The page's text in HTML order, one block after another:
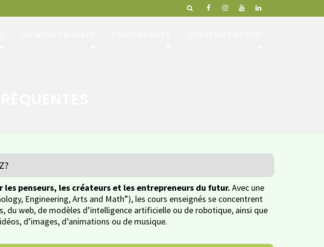
penseurs, les créateurs et les entrepreneurs du futur. Avec une
Engineering, Arts and Math”), les cours enseignés se concentrent
web, de modèles d’intelligence artificielle ou de robotique, ainsi que
d’images, d’animations ou de musique.